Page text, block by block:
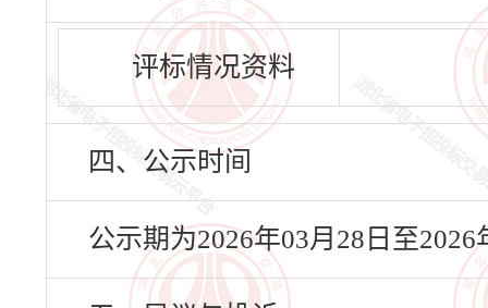
评标情况资料
四、公示时间
公示期为2026年03月28日至